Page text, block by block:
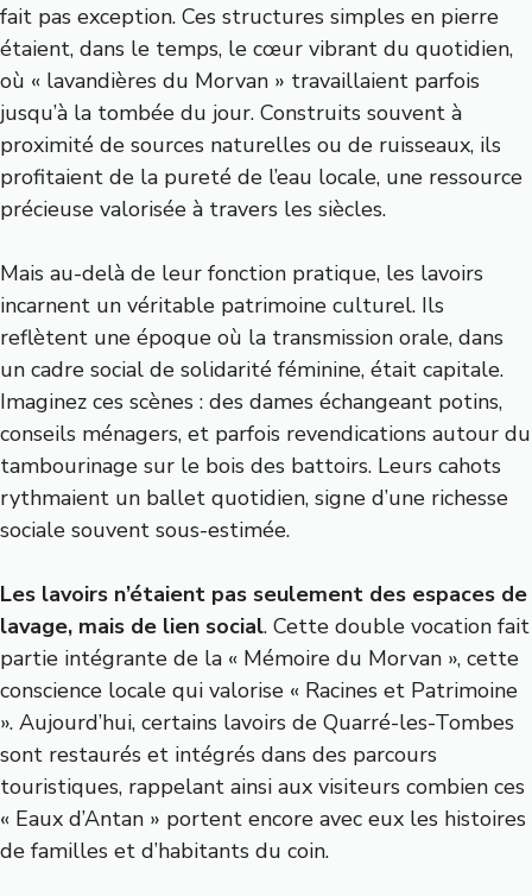
fait pas exception. Ces structures simples en pierre
étaient, dans le temps, le cœur vibrant du quotidien,
où « lavandières du Morvan » travaillaient parfois
jusqu’à la tombée du jour. Construits souvent à
proximité de sources naturelles ou de ruisseaux, ils
profitaient de la pureté de l’eau locale, une ressource
précieuse valorisée à travers les siècles.
Mais au-delà de leur fonction pratique, les lavoirs
incarnent un véritable patrimoine culturel. Ils
reflètent une époque où la transmission orale, dans
un cadre social de solidarité féminine, était capitale.
Imaginez ces scènes : des dames échangeant potins,
conseils ménagers, et parfois revendications autour du
tambourinage sur le bois des battoirs. Leurs cahots
rythmaient un ballet quotidien, signe d’une richesse
sociale souvent sous-estimée.
Les lavoirs n’étaient pas seulement des espaces de
lavage, mais de lien social. Cette double vocation fait
partie intégrante de la « Mémoire du Morvan », cette
conscience locale qui valorise « Racines et Patrimoine
». Aujourd’hui, certains lavoirs de Quarré-les-Tombes
sont restaurés et intégrés dans des parcours
touristiques, rappelant ainsi aux visiteurs combien ces
« Eaux d’Antan » portent encore avec eux les histoires
de familles et d’habitants du coin.